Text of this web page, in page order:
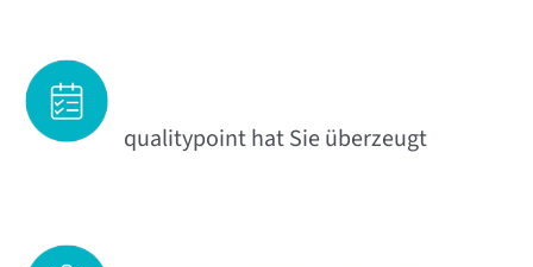
qualitypoint hat Sie überzeugt